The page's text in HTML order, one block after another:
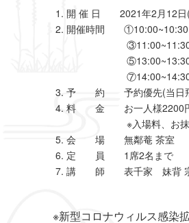
開 催 日 2021年2月12日
開催時間
③11:00~11:30
⑤13:00~13:30
⑦14:00~14:30
予 約 予約優先(当日飛
料 金 お一人様2200
※入場料、お抹茶
会 場 無鄰菴 茶室
定 員 1席2名まで
講 師 表千家 妹背
※新型コロナウィルス感染